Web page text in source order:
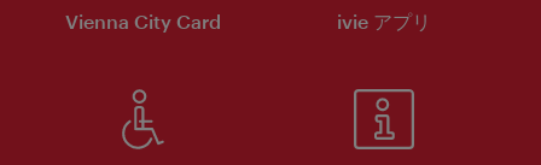
Vienna City Card ivie アプリ